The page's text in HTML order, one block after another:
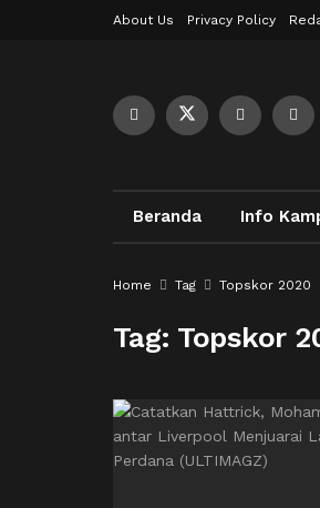
About Us Privacy Policy
Beranda Info
Home Tag Topskor 2020
Tag: Topskor